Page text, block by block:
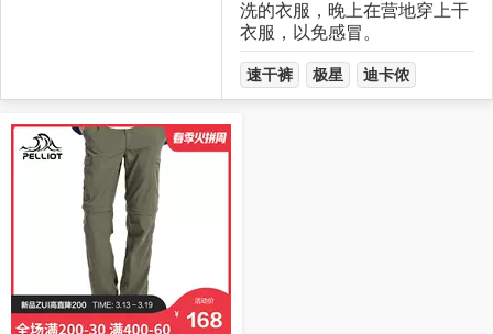
洗的衣服，晚上在营地穿上干
衣服，以免感冒。
速干裤 极星 迪卡侬